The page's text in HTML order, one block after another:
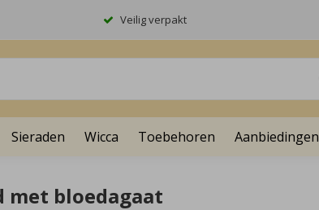
Veilig verpakt
Sieraden Wicca Toebehoren Aanbiedingen
met bloedagaat